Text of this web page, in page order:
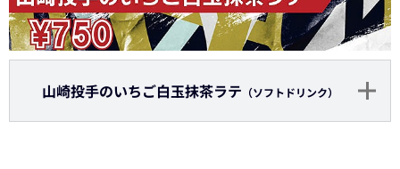
山崎投手のいちご白玉抹茶ラテ （ソフトドリンク）